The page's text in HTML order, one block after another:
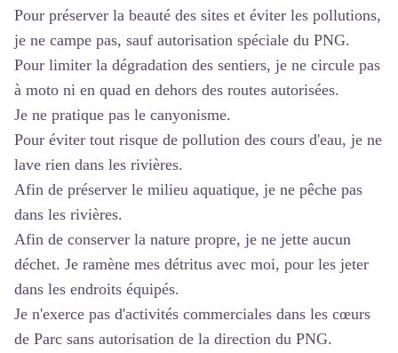
Pour préserver la beauté des sites et éviter les pollutions,
je ne campe pas, sauf autorisation spéciale du PNG.
Pour limiter la dégradation des sentiers, je ne circule pas
à moto ni en quad en dehors des routes autorisées.
Je ne pratique pas le canyonisme.
Pour éviter tout risque de pollution des cours d'eau, je ne
lave rien dans les rivières.
Afin de préserver le milieu aquatique, je ne pêche pas
dans les rivières.
Afin de conserver la nature propre, je ne jette aucun
déchet. Je ramène mes détritus avec moi, pour les jeter
dans les endroits équipés.
Je n'exerce pas d'activités commerciales dans les cœurs
de Parc sans autorisation de la direction du PNG.